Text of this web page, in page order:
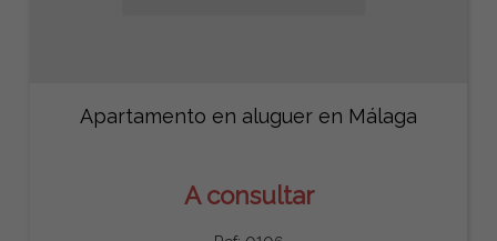
Apartamento en aluguer en Málaga
A consultar